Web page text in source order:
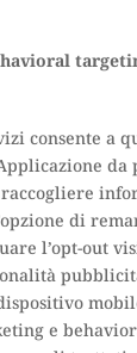
consente a
di
l’opt-out
e